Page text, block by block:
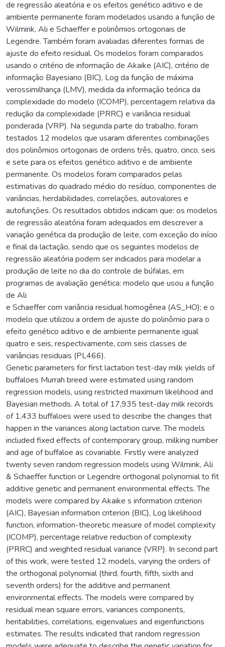
de regressão aleatória e os efeitos genético aditivo e de
ambiente permanente foram modelados usando a função de
Wilmink, Ali e Schaeffer e polinômios ortogonais de
Legendre. Também foram avaliadas diferentes formas de
ajuste do efeito residual. Os modelos foram comparados
usando o critério de informação de Akaike (AIC), critério de
informação Bayesiano (BIC), Log da função de máxima
verossimilhança (LMV), medida da informação teórica da
complexidade do modelo (ICOMP), percentagem relativa da
redução da complexidade (PRRC) e variância residual
ponderada (VRP). Na segunda parte do trabalho, foram
testados 12 modelos que usaram diferentes combinações
dos polinômios ortogonais de ordens três, quatro, cinco, seis
e sete para os efeitos genético aditivo e de ambiente
permanente. Os modelos foram comparados pelas
estimativas do quadrado médio do resíduo, componentes de
variâncias, herdabilidades, correlações, autovalores e
autofunções. Os resultados obtidos indicam que: os modelos
de regressão aleatória foram adequados em descrever a
variação genética da produção de leite, com exceção do início
e final da lactação, sendo que os seguintes modelos de
regressão aleatória podem ser indicados para modelar a
produção de leite no dia do controle de búfalas, em
programas de avaliação genética: modelo que usou a função
de Ali
e Schaeffer com variância residual homogênea (AS_HO); e o
modelo que utilizou a ordem de ajuste do polinômio para o
efeito genético aditivo e de ambiente permanente igual
quatro e seis, respectivamente, com seis classes de
variâncias residuais (PL466).
Genetic parameters for first lactation test-day milk yields of
buffaloes Murrah breed were estimated using random
regression models, using restricted maximum likelihood and
Bayesian methods. A total of 17,935 test-day milk records
of 1,433 buffaloes were used to describe the changes that
happen in the variances along lactation curve. The models
included fixed effects of contemporary group, milking number
and age of buffaloe as covariable. Firstly were analyzed
twenty seven random regression models using Wilmink, Ali
& Schaeffer function or Legendre orthogonal polynomial to fit
additive genetic and permanent environmental effects. The
models were compared by Akaike s information criterion
(AIC), Bayesian information criterion (BIC), Log likelihood
function, information-theoretic measure of model complexity
(ICOMP), percentage relative reduction of complexity
(PRRC) and weighted residual variance (VRP). In second part
of this work, were tested 12 models, varying the orders of
the orthogonal polynomial (third, fourth, fifth, sixth and
seventh orders) for the additive and permanent
environmental effects. The models were compared by
residual mean square errors, variances components,
heritabilities, correlations, eigenvalues and eigenfunctions
estimates. The results indicated that random regression